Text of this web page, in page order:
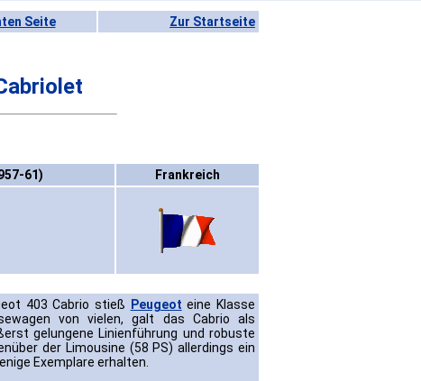
Seite Zur Startseite
61) Frankreich
403 Cabrio stieß Peugeot eine Klasse
von vielen, galt das Cabrio als
gelungene Linienführung und robuste
der Limousine (58 PS) allerdings ein
Exemplare erhalten.